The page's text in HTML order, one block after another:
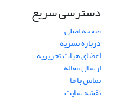
دسترسی سریع
صفحه اصلی
درباره نشریه
اعضای هیات تحریریه
ارسال مقاله
تماس با ما
نقشه سایت